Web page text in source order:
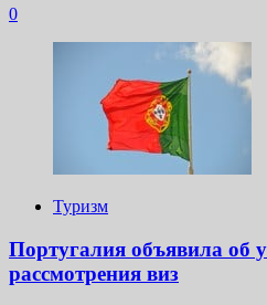
0
Туризм
Португалия объявила об
рассмотрения виз